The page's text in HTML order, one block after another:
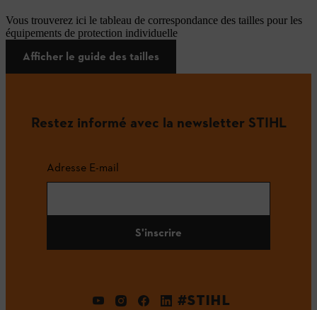
Vous trouverez ici le tableau de correspondance des tailles pour les
équipements de protection individuelle
Afficher le guide des tailles
Restez informé avec la newsletter STIHL
Adresse E-mail
S'inscrire
#STIHL